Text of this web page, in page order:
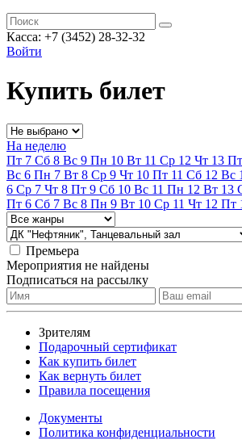
Касса: +7 (3452) 28-32-32
Войти
Купить билет
На неделю
Пт 7 Сб 8 Вс 9 Пн 10 Вт 11 Ср 12 Чт 13 Пт
Вс 6 Пн 7 Вт 8 Ср 9 Чт 10 Пт 11 Сб 12 Вс
6 Ср 7 Чт 8 Пт 9 Сб 10 Вс 11 Пн 12 Вт 13
Пт 6 Сб 7 Вс 8 Пн 9 Вт 10 Ср 11 Чт 12 Пт
Премьера
Мероприятия не найдены
Подписаться на рассылку
Зрителям
Подарочный сертификат
Как купить билет
Как вернуть билет
Правила посещения
Документы
Политика конфиденциальности